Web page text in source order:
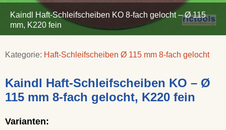
Kaindl Haft-Schleifscheiben KO 8-fach gelocht – Ø 115
mm, K220 fein
Kategorie: Haft-Schleifscheiben Ø 115 mm 8-fach gelocht
Kaindl Haft-Schleifscheiben KO – Ø
115 mm 8-fach gelocht, K220 fein
Varianten: